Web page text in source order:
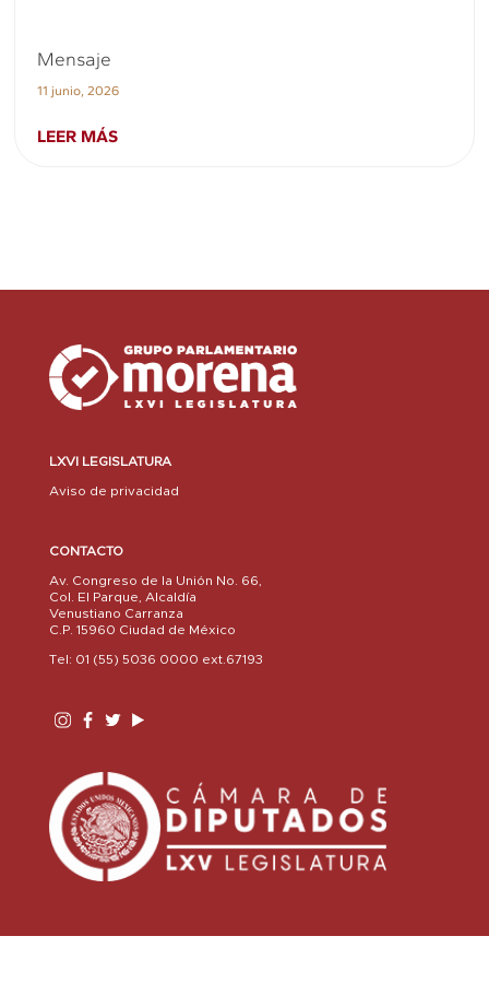
Mensaje
11 junio, 2026
LEER MÁS
LXVI LEGISLATURA
Aviso de privacidad
CONTACTO
Av. Congreso de la Unión No. 66,
Col. El Parque, Alcaldía
Venustiano Carranza
C.P. 15960 Ciudad de México
Tel: 01 (55) 5036 0000 ext.67193